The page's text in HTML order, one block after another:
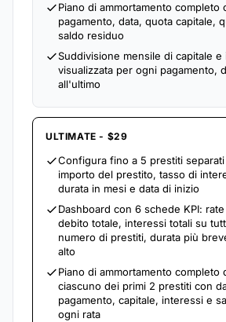
Piano di ammortamento completo
pagamento, data, quota capitale,
saldo residuo
Suddivisione mensile di capitale e
visualizzata per ogni pagamento,
all'ultimo
ULTIMATE - $29
Configura fino a 5 prestiti
importo del prestito, tasso di
durata in mesi e data di inizio
Dashboard con 6 schede KPI:
debito totale, interessi totali su
numero di prestiti, durata più
alto
Piano di ammortamento completo
ciascuno dei primi 2 prestiti con
pagamento, capitale, interessi e
ogni rata